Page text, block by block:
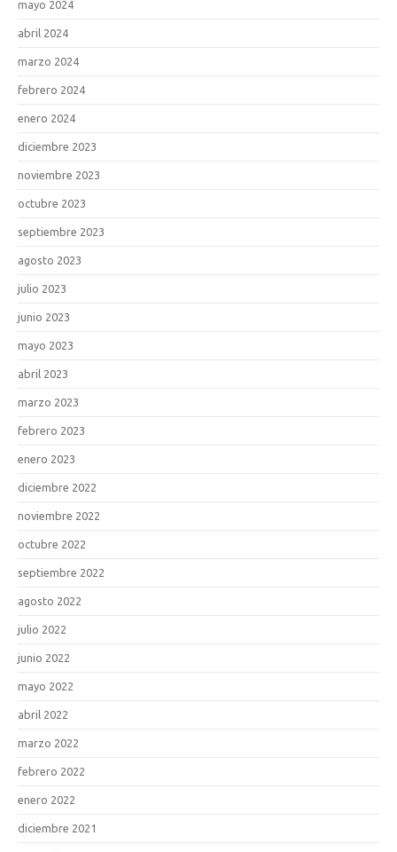
mayo 2024
abril 2024
marzo 2024
febrero 2024
enero 2024
diciembre 2023
noviembre 2023
octubre 2023
septiembre 2023
agosto 2023
julio 2023
junio 2023
mayo 2023
abril 2023
marzo 2023
febrero 2023
enero 2023
diciembre 2022
noviembre 2022
octubre 2022
septiembre 2022
agosto 2022
julio 2022
junio 2022
mayo 2022
abril 2022
marzo 2022
febrero 2022
enero 2022
diciembre 2021